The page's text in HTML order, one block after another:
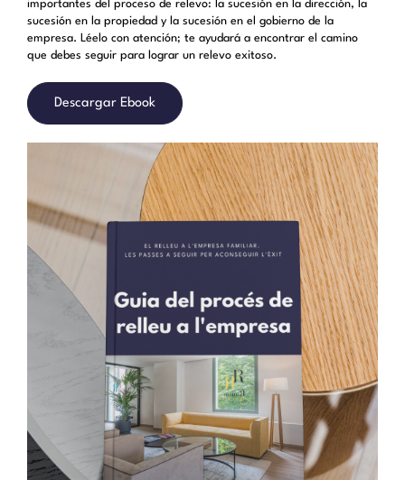
importantes del proceso de relevo: la sucesión en la dirección, la
sucesión en la propiedad y la sucesión en el gobierno de la
empresa. Léelo con atención; te ayudará a encontrar el camino
que debes seguir para lograr un relevo exitoso.
Descargar Ebook